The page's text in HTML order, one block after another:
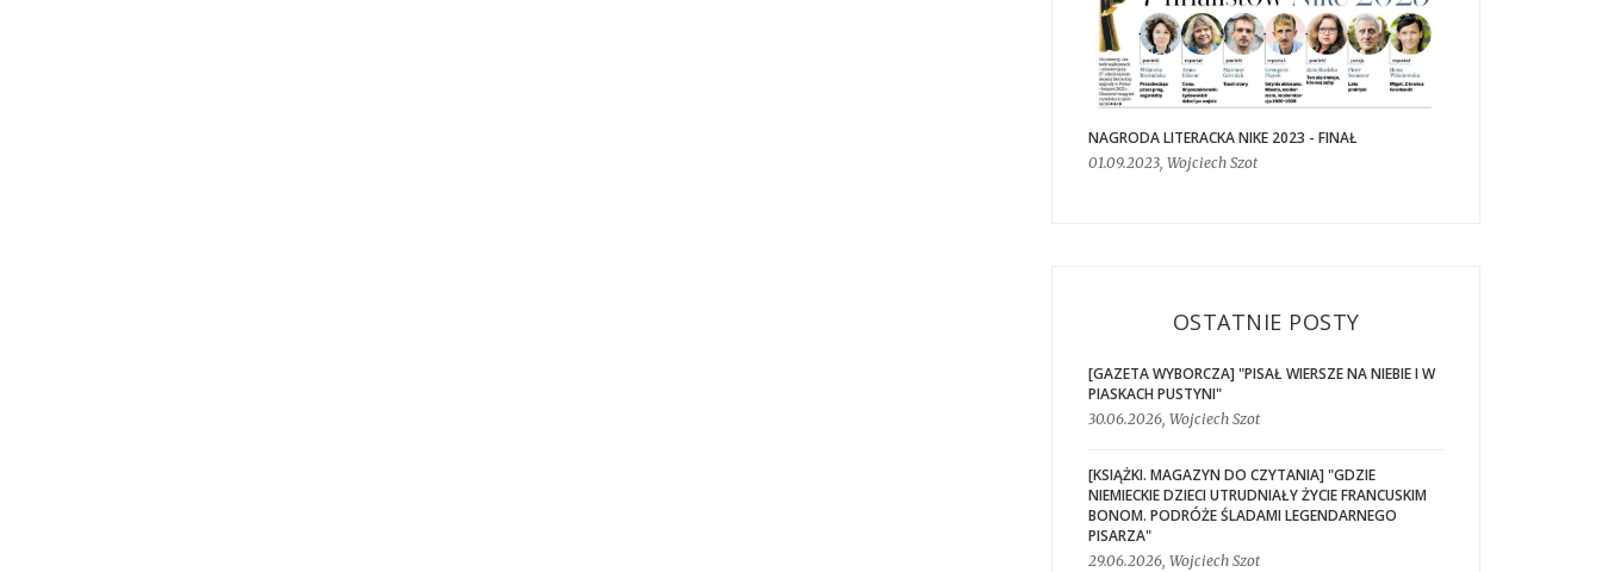
NAGRODA LITERACKA NIKE 2023 - FINAŁ
01.09.2023, Wojciech Szot
OSTATNIE POSTY
[GAZETA WYBORCZA] "PISAŁ WIERSZE NA NIEBIE I W
PIASKACH PUSTYNI"
30.06.2026, Wojciech Szot
[KSIĄŻKI. MAGAZYN DO CZYTANIA] "GDZIE
NIEMIECKIE DZIECI UTRUDNIAŁY ŻYCIE FRANCUSKIM
BONOM. PODRÓŻE ŚLADAMI LEGENDARNEGO
PISARZA"
29.06.2026, Wojciech Szot